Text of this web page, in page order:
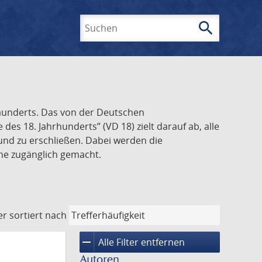
search
Das von der Deutschen
18. Jahrhunderts” (VD 18) zielt darauf ab, alle
zu erschließen. Dabei werden die
zugänglich gemacht.
sortiert nach
remove Alle Filter entfernen